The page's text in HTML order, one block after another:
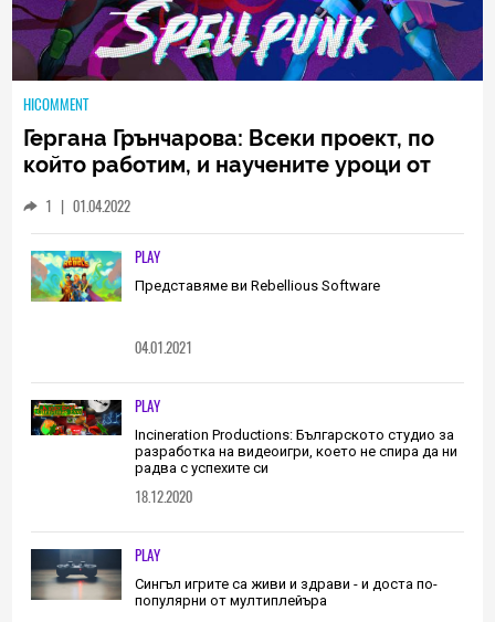
HICOMMENT
Гергана Грънчарова: Всеки проект, по
който работим, и научените уроци от
трябва да извървим като екип
1 | 01.04.2022
PLAY
Представяме ви Rebellious Software
04.01.2021
PLAY
Incineration Productions: Българското студио за
разработка на видеоигри, което не спира да ни
радва с успехите си
18.12.2020
PLAY
Сингъл игрите са живи и здрави - и доста по-
популярни от мултиплейъра